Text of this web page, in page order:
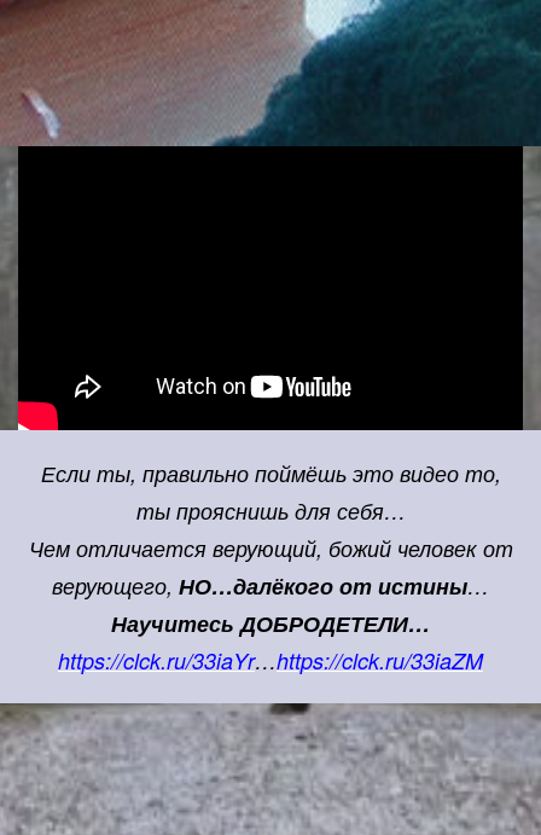
Если ты, правильно поймёшь это видео то,
ты прояснишь для себя…
Чем отличается верующий, божий человек от
верующего, НО…далёкого от истины…
Научитесь ДОБРОДЕТЕЛИ…
https://clck.ru/33iaYr…https://clck.ru/33iaZM